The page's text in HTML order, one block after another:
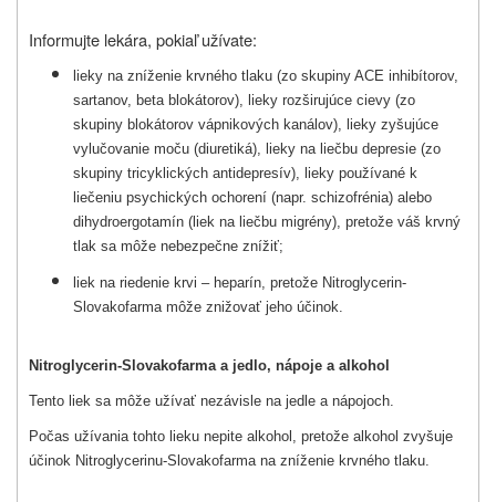
Informujte lekára, pokiaľ užívate:
lieky na zníženie krvného tlaku (zo skupiny ACE inhibítorov,
sartanov, beta blokátorov), lieky rozširujúce cievy (zo
skupiny blokátorov vápnikových kanálov), lieky zyšujúce
vylučovanie moču (diuretiká), lieky na liečbu depresie (zo
skupiny tricyklických antidepresív), lieky používané k
liečeniu psychických ochorení (napr. schizofrénia) alebo
dihydroergotamín (liek na liečbu migrény), pretože váš krvný
tlak sa môže nebezpečne znížiť;
liek na riedenie krvi – heparín, pretože Nitroglycerin-
Slovakofarma môže znižovať jeho účinok.
Nitroglycerin-Slovakofarma a jedlo, nápoje a alkohol
Tento liek sa môže užívať nezávisle na jedle a nápojoch.
Počas užívania tohto lieku nepite alkohol, pretože alkohol zvyšuje
účinok Nitroglycerinu-Slovakofarma na zníženie krvného tlaku.